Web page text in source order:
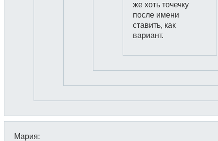
же хоть точечку
после имени
ставить, как
вариант.
Мария: